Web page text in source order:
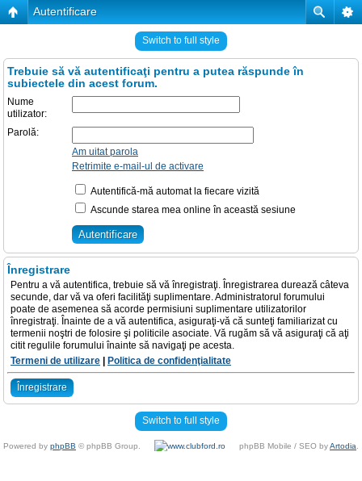
Autentificare
Switch to full style
Trebuie să vă autentificaţi pentru a putea răspunde în
subiectele din acest forum.
Nume
utilizator:
Parolă:
Am uitat parola
Retrimite e-mail-ul de activare
Autentifică-mă automat la fiecare vizită
Ascunde starea mea online în această sesiune
Înregistrare
Pentru a vă autentifica, trebuie să vă înregistraţi. Înregistrarea durează câteva
secunde, dar vă va oferi facilităţi suplimentare. Administratorul forumului
poate de asemenea să acorde permisiuni suplimentare utilizatorilor
înregistraţi. Înainte de a vă autentifica, asiguraţi-vă că sunteţi familiarizat cu
termenii noştri de folosire şi politicile asociate. Vă rugăm să vă asiguraţi că aţi
citit regulile forumului înainte să navigaţi pe acesta.
Termeni de utilizare
Politica de confidenţialitate
Înregistrare
Switch to full style
Powered by phpBB © phpBB Group. phpBB Mobile / SEO byArtodia